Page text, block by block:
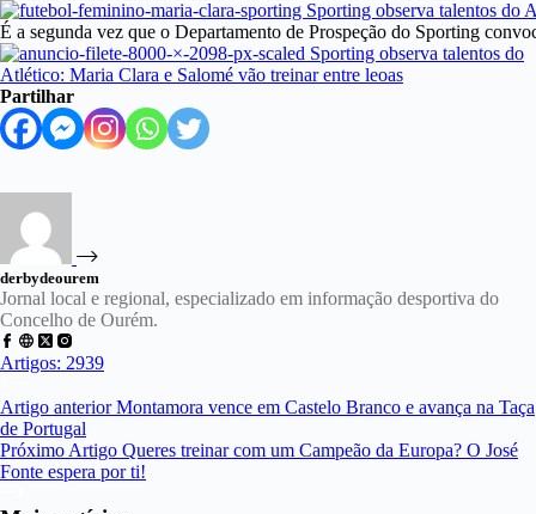
É a segunda vez que o Departamento de Prospeção do Sporting
Partilhar
derbydeourem
Jornal local e regional, especializado em informação desportiva do
Concelho de Ourém.
Artigos: 2939
Artigo anteriorMontamora vence em Castelo Branco e avança na Taça
de Portugal
Próximo Artigo Queres treinar com um Campeão da Europa? O José
Fonte espera por ti!